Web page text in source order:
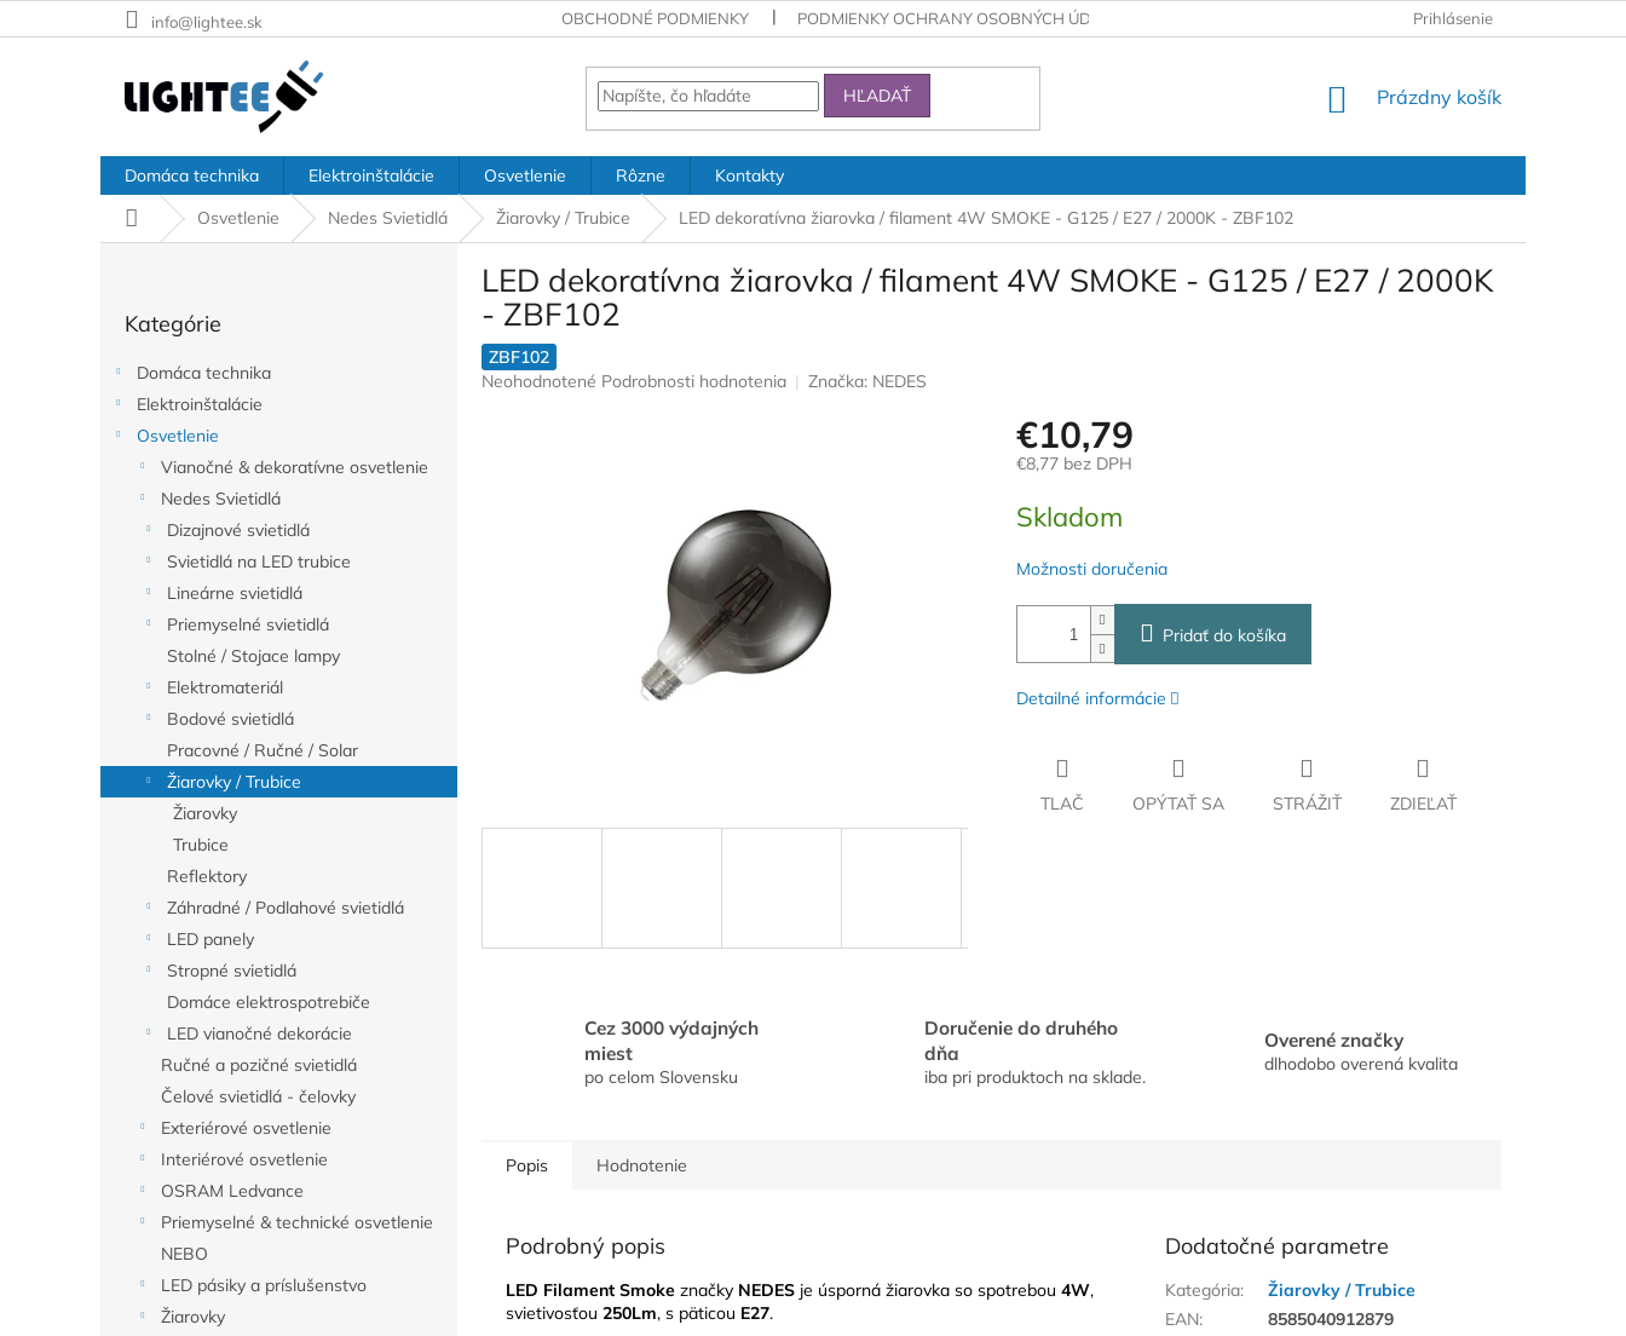
na
info@lightee.sk OBCHODNÉ PODMIENKY PODMIENKY OCHRANY OSOBNÝCH ÚDAJOV Prihlásenie
HĽADAŤ
NÁKUPNÝ
Prázdny košík
Domáca technika Elektroinštalácie Osvetlenie Rôzne
Kontakty
DomovOsvetlenie Nedes Svietidlá Žiarovky / Trubice LED dekoratívna žiarovka / filament 4W SMOKE - G125 / E27 / 2000K - ZBF102
kategórie
Kategórie
Domáca technika
Elektroinštalácie
Osvetlenie
Vianočné & dekoratívne osvetlenie
Nedes Svietidlá
Dizajnové svietidlá
Svietidlá na LED trubice
Lineárne svietidlá
Priemyselné svietidlá
Stolné / Stojace lampy
Elektromateriál
Bodové svietidlá
Pracovné / Ručné / Solar
Žiarovky / Trubice
Žiarovky
Trubice
Reflektory
Záhradné / Podlahové svietidlá
LED panely
Stropné svietidlá
Domáce elektrospotrebiče
LED vianočné dekorácie
Ručné a pozičné svietidlá
Čelové svietidlá - čelovky
Exteriérové osvetlenie
Interiérové osvetlenie
OSRAM Ledvance
Priemyselné & technické osvetlenie
NEBO
LED pásiky a príslušenstvo
Žiarovky
LED dekoratívna žiarovka / filament 4W SMOKE - G125 / E27 / 2000K
- ZBF102
ZBF102
Priemerné
Neohodnotené Podrobnosti hodnotenia Značka: NEDES
€10,79
€8,77 bez DPH
cena:
Skladom
Možnosti doručenia
Pridať do košíka
Detailné informácie
TLAČ OPÝTAŤ SA STRÁŽIŤ ZDIEĽAŤ
Cez 3000 výdajných
miest
po celom Slovensku
Doručenie do druhého
dňa
iba pri produktoch na sklade.
Overené značky
dlhodobo overená kvalita
Popis Hodnotenie
Podrobný popis
LED Filament Smoke značky NEDES je úsporná žiarovka so spotrebou 4W,
svietivosťou 250Lm, s päticou E27.
Dodatočné parametre
Kategória:
Žiarovky / Trubice
EAN: 8585040912879